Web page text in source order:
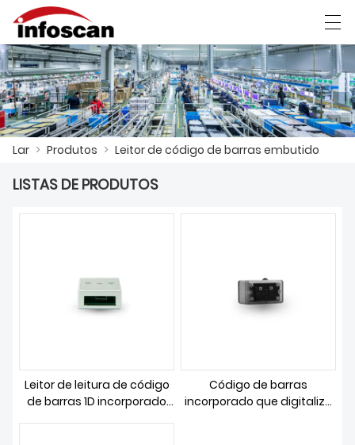
LAR
PRODUTOS
CONTATE-NOS
DOWNLOAD
العربية 中文 Deutsch Ελληνική γλώσσα
Lar > Produtos > Leitor de código de barras embutido
LISTAS DE PRODUTOS
Leitor de leitura de código
de barras 1D incorporado
Código de barras
incorporado que digitaliza